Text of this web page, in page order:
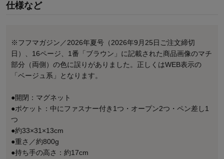
仕様など
※フフマガジン／2026年夏号（2026年9月25日ご注文締切
日）、16ページ、1番「ブラウン」に記載された商品画像のマチ
部分（両側）の色に誤りがありました。正しくはWEB表示の
「ベージュ系」となります。
●開閉：マグネット
●ポケット：中にファスナー付き1つ・オープン2つ・ペン差し1
つ
●約33×31×13cm
●重さ／約800g
●持ち手の高さ：約17cm